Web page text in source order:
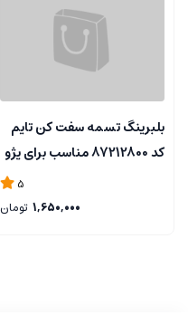
بلبرینگ تسمه سفت کن تایم
کد 87212800 مناسب برای پژو
5
1,650,000 تومان